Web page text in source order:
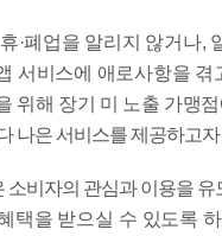
휴·폐업을 알리지 않거나,
서비스에 애로사항을 겪
위해 장기 미 노출 가맹
나은 서비스를 제공하고
소비자의 관심과 이용을
택을 받으실 수 있도록